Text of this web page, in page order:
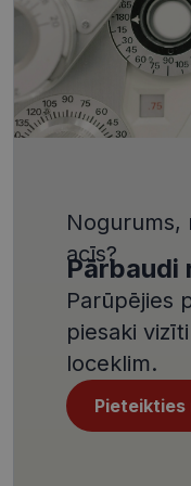
Nogurums,
acīs?
Pārbaudi
Parūpējies
piesaki
loceklim.
Pieteikties